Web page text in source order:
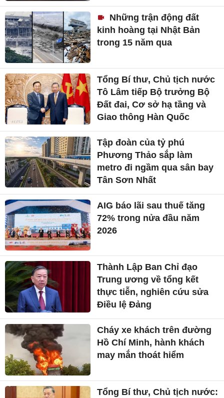
Những trận động đất
kinh hoàng tại Nhật Bản
trong 15 năm qua
Tổng Bí thư, Chủ tịch nước
Tô Lâm tiếp Bộ trưởng Bộ
Đất đai, Cơ sở hạ tầng và
Giao thông Hàn Quốc
Tập đoàn của tỷ phú
Phương Thảo sắp làm
metro đi ngầm qua sân bay
Tân Sơn Nhất
AIG báo lãi sau thuế tăng
72% trong nửa đầu năm
2026
Thành Lập Ban Chỉ đạo
Trung ương về tổng kết
thực tiễn, nghiên cứu sửa
Điều lệ Đảng
Cháy xe khách trên đường
Hồ Chí Minh, hành khách
may mắn thoát hiểm
Tổng Bí thư, Chủ tịch nước: